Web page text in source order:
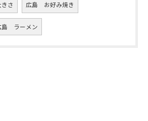
さ 広島 お好み焼き
島 ラーメン